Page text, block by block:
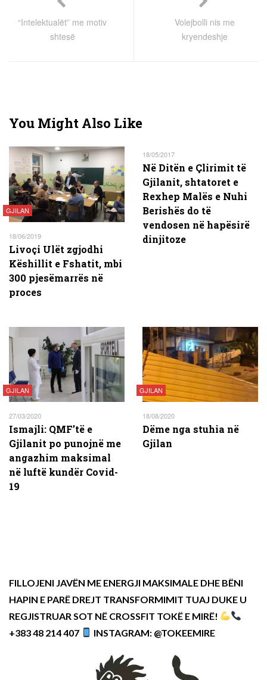
“Intelektualët” me motiv
shtesë
Volejbolli nis me
kryendeshje
You Might Also Like
GJILAN
18/06/2019
Livoçi Ulët zgjodhi
Këshillit e Fshatit, mbi
300 pjesëmarrës në
proces
18/05/2017
Në Ditën e Çlirimit të
Gjilanit, shtatoret e
Rexhep Malës e Nuhi
Berishës do të
vendosen në hapësirë
dinjitoze
GJILAN
27/03/2020
Ismajli: QMF’të e
Gjilanit po punojnë me
angazhim maksimal
në luftë kundër Covid-
19
GJILAN
18/08/2020
Dëme nga stuhia në
Gjilan
FILLOJENI JAVËN ME ENERGJI MAKSIMALE DHE BËNI
HAPIN E PARË DREJT TRANSFORMIMIT TUAJ DUKE U
REGJISTRUAR SOT NË CROSSFIT TOKË E MIRË!
+383 48 214 407
INSTAGRAM: @TOKEEMIRE